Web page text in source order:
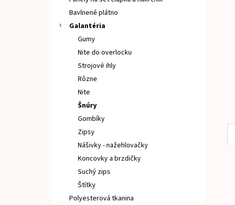
Bavlnené plátno
Galantéria
Gumy
Nite do overlocku
Strojové ihly
Rôzne
Nite
Šnúry
Gombíky
Zipsy
Nášivky - nažehlovačky
Koncovky a brzdičky
Suchý zips
Štítky
Polyesterová tkanina
€15